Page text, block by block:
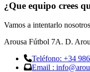
¿Que equipo crees
Vamos a intentarlo
Arousa Fútbol 7A. D.
Teléfono: +34
Email :